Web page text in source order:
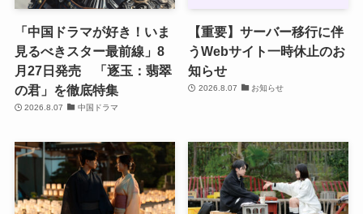
「中国ドラマが好き！いま
見るべきスター最前線」8
月27日発売 「逐玉：翡翠
の君」を徹底特集
2026.8.07 中国ドラマ
【重要】サーバー移行に伴
うWebサイト一時休止のお
知らせ
2026.8.07 お知らせ